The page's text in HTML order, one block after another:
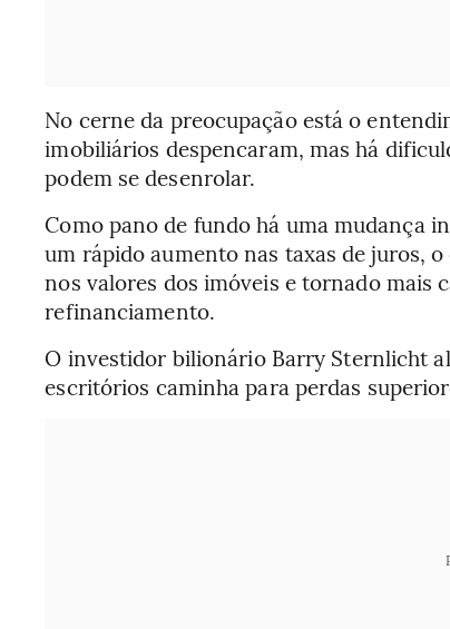
No cerne da preocupação está o
imobiliários despencaram, mas há
podem se desenrolar.
Como pano de fundo há uma mudança
um rápido aumento nas taxas de juros,
nos valores dos imóveis e tornado mais
refinanciamento.
O investidor bilionário Barry Sternlicht
escritórios caminha para perdas